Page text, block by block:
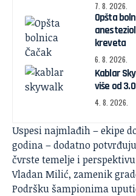
7. 8. 2026.
Opšta
kreveta
6. 8. 2026.
Kablar
više od
4. 8. 2026.
Uspesi najmlađih – ekipe
godina – dodatno
čvrste temelje i
Vladan Milić, zamenik
Podršku šampionima